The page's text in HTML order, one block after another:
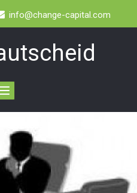
info@change-capital.com
Toggle
navigation